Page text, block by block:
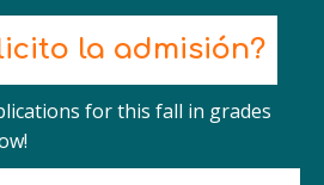
la admisión?
for this fall in grades